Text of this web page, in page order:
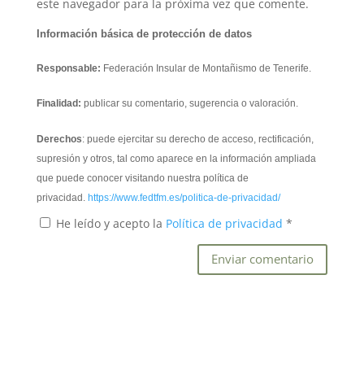
este navegador para la próxima vez que comente.
Información básica de protección de datos
Responsable: Federación Insular de Montañismo de Tenerife.
Finalidad: publicar su comentario, sugerencia o valoración.
Derechos: puede ejercitar su derecho de acceso, rectificación,
supresión y otros, tal como aparece en la información ampliada
que puede conocer visitando nuestra política de
privacidad. https://www.fedtfm.es/politica-de-privacidad/
He leído y acepto la Política de privacidad *